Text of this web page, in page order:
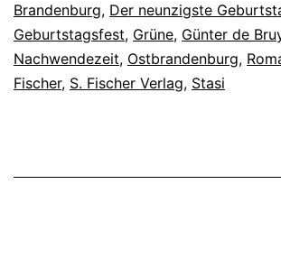
Brandenburg, Der neunzigste
Geburtstagsfest, Grüne, Günter de
Nachwendezeit, Ostbrandenburg,
Fischer, S. Fischer Verlag, Stasi